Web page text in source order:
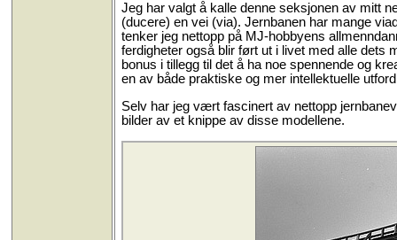
Jeg har valgt å kalle denne seksjonen av mitt
(ducere) en vei (via). Jernbanen har mange
tenker jeg nettopp på MJ-hobbyens
ferdigheter også blir ført ut i livet med alle dets
bonus i tillegg til det å ha noe spennende og
en av både praktiske og mer intellektuelle
Selv har jeg vært fascinert av nettopp
bilder av et knippe av disse modellene.